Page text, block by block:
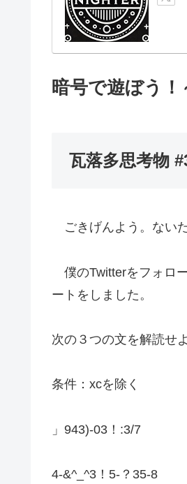
暗号で遊ぼう
瓦落多思考物
ごきげんよう。ないた
僕のTwitterをフォロ
ートをしました。
次の３つの文を解読せよ
条件：xcを除く
」943)-03！:3/7
4-&^_^3！5-？35-8